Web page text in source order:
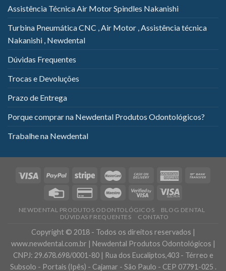
Assistência Técnica Air Motor Spindles Nakanishi
Turbina Pneumática CNC , Air Motor , Assistência técnica
Nakanishi , Newdental
Dúvidas Frequentes
Trocas e Devoluções
Prazo de Entrega
Porque comprar na Newdental Produtos Odontológicos?
Trabalhe na Newdental
NEWDENTAL PRODUTOS ODONTOLÓGICOS
BLOG DENTAL
DÚVIDAS FREQUENTES
CONTATO
Copyright © 2018 - Todos os direitos reservados |
www.newdental.com.br | Newdental Produtos Odontológicos |
CNPJ: 29.678.698/0001-80 | Rua dos Eucaliptos,403 - Térreo e
Subsolo - Portais (Ipês) - Cajamar - São Paulo - CEP 07791-025 .